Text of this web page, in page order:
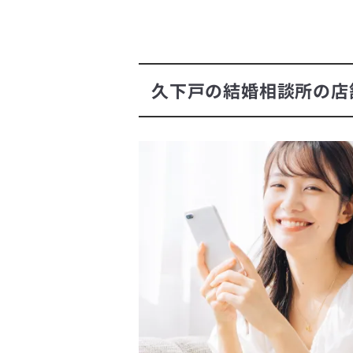
久下戸の結婚相談所の